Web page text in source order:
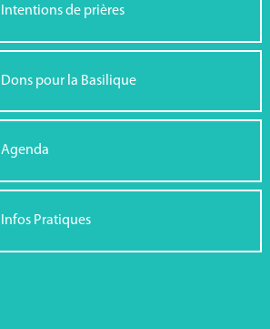
Intentions de prières
Dons pour la Basilique
Agenda
Infos Pratiques